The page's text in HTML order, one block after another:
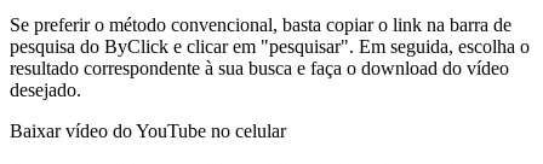
Se preferir o método convencional, basta copiar o link na barra de
pesquisa do ByClick e clicar em "pesquisar". Em seguida, escolha o
resultado correspondente à sua busca e faça o download do vídeo
desejado.
Baixar vídeo do YouTube no celular